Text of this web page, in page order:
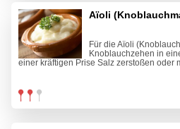
Aïoli
Für die Aïoli
Knoblauchzehen in
einer kräftigen Prise Salz zerstoßen oder